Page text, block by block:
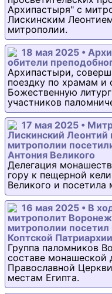
Архипастыря" с
Лискинским
митрополии.
18 мая 2025 •
обители
Архипастыри,
поездку по храмам и
Божественную
участников
17 мая 2025 •
Лискинский
митрополии
Антония Великого
Делегация
гору к пещерной
Великого и
16 мая 2025 • В
митрополит
митрополии
Коптской Патриархии
Группа паломников
составе монашеской
Православной
местам Египта.